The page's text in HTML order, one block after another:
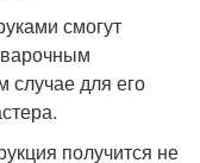
смогут
случае для его
получится не